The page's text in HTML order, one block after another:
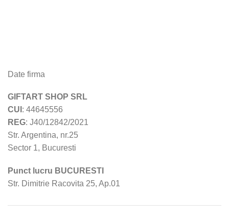
Date firma
GIFTART SHOP SRL
CUI : 44645556
REG: J40/12842/2021
Str. Argentina, nr.25
Sector 1, Bucuresti
Punct lucru BUCURESTI
Str. Dimitrie Racovita 25, Ap.01